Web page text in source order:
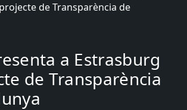
de Transparència de
a Estrasburg
de Transparència